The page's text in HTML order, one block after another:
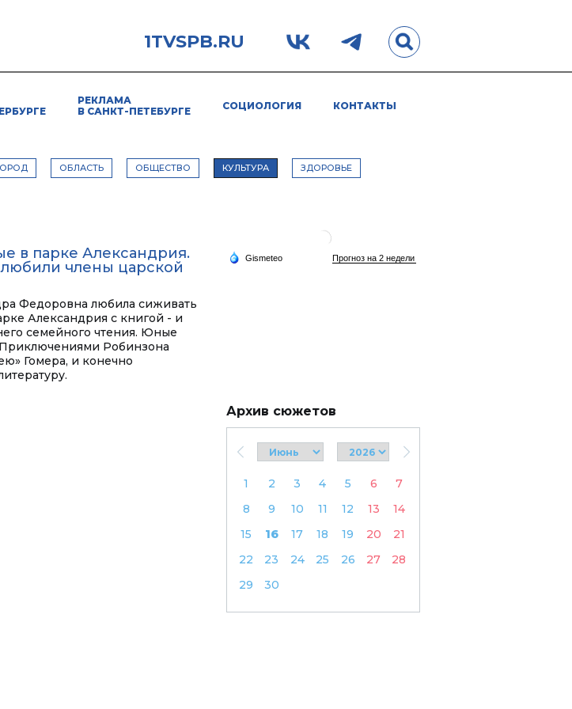
1TVSPB.RU
РЕКЛАМА
В САНКТ-ПЕТЕБУРГЕ
СОЦИОЛОГИЯ КОНТАКТЫ
ОБЛАСТЬ ОБЩЕСТВО КУЛЬТУРА ЗДОРОВЬЕ
в парке Александрия.
члены царской
Федоровна любила сиживать
Александрия с книгой - и
семейного чтения. Юные
Робинзона
Гомера, и конечно
Архив сюжетов
1 2 3 4 5 6
7
8
9 10 11 12 13
14
15
16 17 18 19 20
21
22
23 24 25 26 27
28
29
30